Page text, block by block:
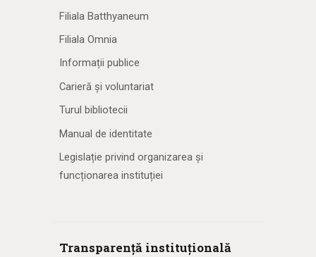
Filiala Batthyaneum
Filiala Omnia
Informații publice
Carieră și voluntariat
Turul bibliotecii
Manual de identitate
Legislație privind organizarea și
funcționarea instituției
Transparență instituțională